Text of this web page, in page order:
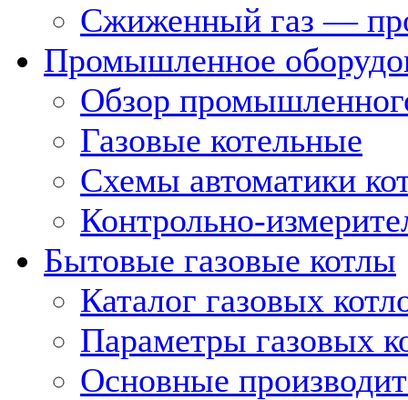
Сжиженный газ —
Промышленное
Обзор
Газовые котельные
Схемы автоматики
Контрольно-
Бытовые газовые котлы
Каталог газовых
Параметры газовых
Основные